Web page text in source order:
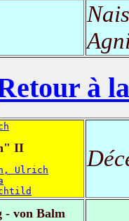
à
II
Ulrich
- von Balm